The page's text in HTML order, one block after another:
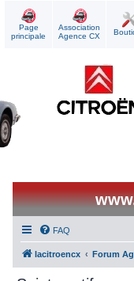
Page
principale
Association
Agence CX
FAQ
lacitroencx Forum